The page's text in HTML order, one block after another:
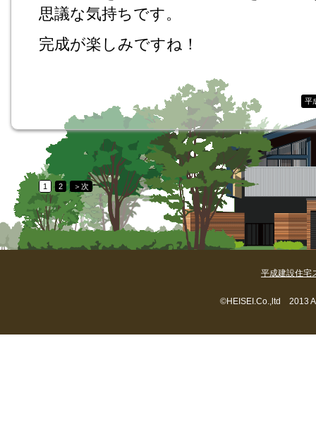
思議な気持ちです。
完成が楽しみですね！
平
1 2 ＞次
平成建設住
©HEISEI.Co.,ltd